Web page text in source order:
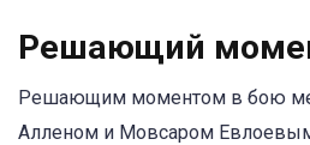
Решающий
Решающим моментом в бою
Алленом и Мовсаром Евлоевым